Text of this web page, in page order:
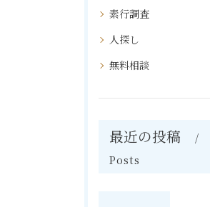
素行調査
人探し
無料相談
最近の投稿
Posts